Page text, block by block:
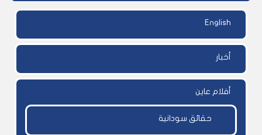
English
أخبار
أفلام عاين
حقائق سودانية